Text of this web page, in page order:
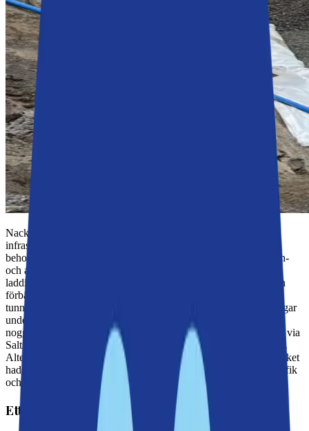
Nacka kommun genomför en omfattande ombyggnation av
infrastrukturen i och runt Värmdövägen för att möta framtidens
behov. Arbetet är avgörande för att modernisera och säkra vatten-
och avloppssystemet, fjärrvärmenätet samt el- och
laddinfrastrukturen för den gröna omställningen. Dessutom är en
förbättrad dagvattenhantering nödvändig för att skydda den nya
tunnelbanan från översvämningar. För att minimera trafikstörningar
under byggtiden kom samtliga politiska partier i Nacka, efter
noggranna utredningar, överens om att tillfälligt leda om trafiken via
Saltsjöbanans banvall för att på så sätt kunna genomför projektet.
Alternativet hade varit en total avstängning av Värmdövägen, vilket
hade skapat många följdproblem, för framkomlighet, kollektivtrafik
och räddningstjänst.
Ett enhälligt politiskt beslut